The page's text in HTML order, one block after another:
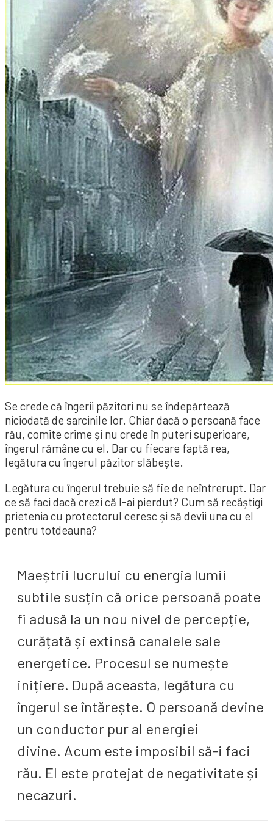
Se crede că îngerii păzitori nu se îndepărtează
niciodată de sarcinile lor. Chiar dacă o persoană face
rău, comite crime și nu crede în puteri superioare,
îngerul rămâne cu el. Dar cu fiecare faptă rea,
legătura cu îngerul păzitor slăbește.
Legătura cu îngerul trebuie să fie de neîntrerupt. Dar
ce să faci dacă crezi că l-ai pierdut? Cum să recâștigi
prietenia cu protectorul ceresc și să devii una cu el
pentru totdeauna?
Maeștrii lucrului cu energia lumii
subtile susțin că orice persoană poate
fi adusă la un nou nivel de percepție,
curățată și extinsă canalele sale
energetice. Procesul se numește
inițiere. După aceasta, legătura cu
îngerul se întărește. O persoană devine
un conductor pur al energiei
divine. Acum este imposibil să-i faci
rău. El este protejat de negativitate și
necazuri.